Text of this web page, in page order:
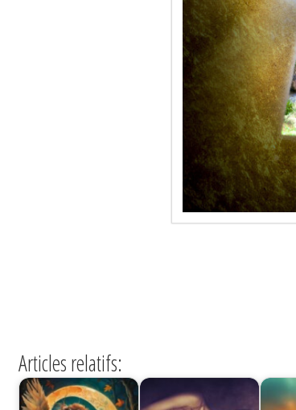
Articles relatifs: